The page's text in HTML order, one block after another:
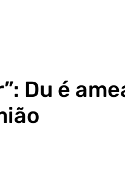
Du é